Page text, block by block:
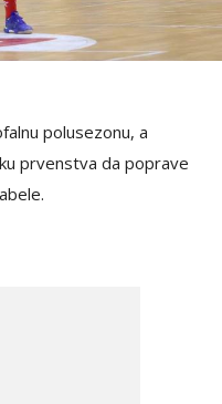
polusezonu, a
prvenstva da poprave